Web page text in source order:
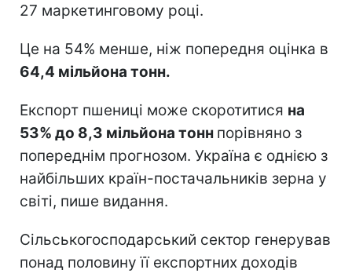
27 маркетинговому році.
Це на 54% менше, ніж попередня оцінка в
64,4 мільйона тонн.
Експорт пшениці може скоротитися на
53% до 8,3 мільйона тонн порівняно з
попереднім прогнозом. Україна є однією з
найбільших країн-постачальників зерна у
світі, пише видання.
Сільськогосподарський сектор генерував
понад половину її експортних доходів